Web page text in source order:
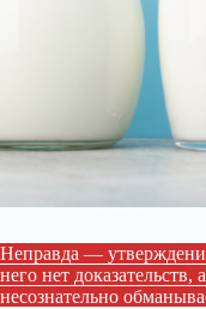
Неправда —
него нет
несознательно